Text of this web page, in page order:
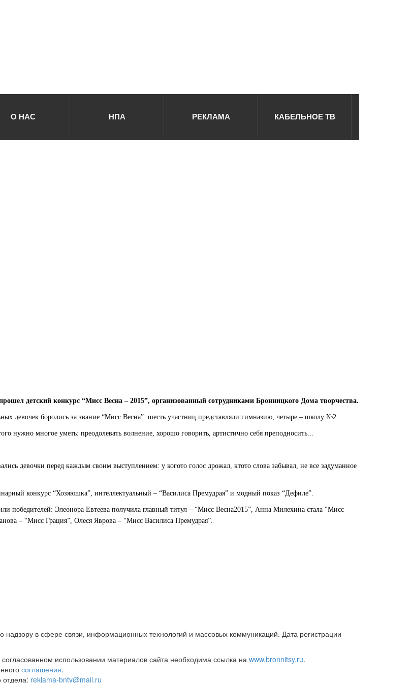
О НАС НПА РЕКЛАМА КАБЕЛЬНОЕ ТВ
детский конкурс “Мисс Весна – 2015”, организованный сотрудниками Бронницкого Дома творчества.
девочек боролись за звание “Мисс Весна”: шесть участниц представляли гимназию, четыре – школу №2...
нужно многое уметь: преодолевать волнение, хорошо говорить, артистично себя преподносить...
девочки перед каждым своим выступлением: у кого­то голос дрожал, кто­то слова забывал, не все задуманное
конкурс “Хозяюшка”, интеллектуальный – “Василиса Премудрая” и модный показ “Дефиле”.
победителей: Элеонора Евтеева получила главный титул – “Мисс Весна­2015”, Анна Милехина стала “Мисс
– “Мисс Грация”, Олеся Яврова – “Мисс Василиса Премудрая”.
в сфере связи, информационных технологий и массовых коммуникаций. Дата регистрации
использовании материалов сайта необходима ссылка на www.bronnitsy.ru.
соглашения.
отдела: reklama-bntv@mail.ru